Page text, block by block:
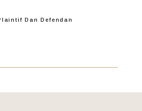
Dan Defendan